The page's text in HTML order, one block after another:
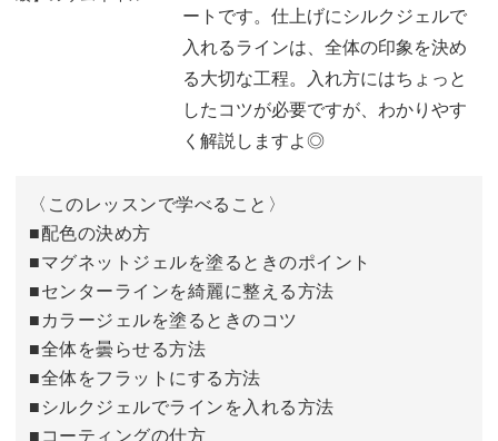
また、秋冬ネイルの定番、べっ甲ネイルとの相性もバツグ
定番のべっ甲ネイルは、今年はマグネットと組み合わせて
スタイリッシュに仕上げてみるのも◎。
多彩なアレンジも可能な、オリジナリティあふれるアー
ト。
ートです。仕上げにシルクジェルで
入れるラインは、全体の印象を決め
る大切な工程。入れ方にはちょっと
したコツが必要ですが、わかりやす
く解説しますよ◎
〈このレッスンで学べること〉
■配色の決め方
■マグネットジェルを塗るときのポイント
■センターラインを綺麗に整える方法
■カラージェルを塗るときのコツ
■全体を曇らせる方法
■全体をフラットにする方法
■シルクジェルでラインを入れる方法
■コーティングの仕方